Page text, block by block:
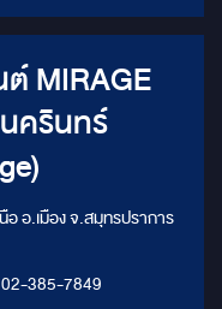
ต์ MIRAGE
อ.เมือง จ.สมุทรปราการ
385-7849